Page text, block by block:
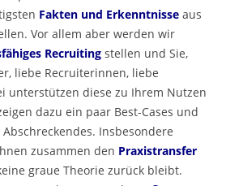
Fakten und Erkenntnisse aus
Vor allem aber werden wir
Recruiting stellen und Sie,
liebe Recruiterinnen, liebe
unterstützen diese zu Ihrem Nutzen
dazu ein paar Best-Cases und
Insbesondere
zusammen den Praxistransfer
graue Theorie zurück bleibt.